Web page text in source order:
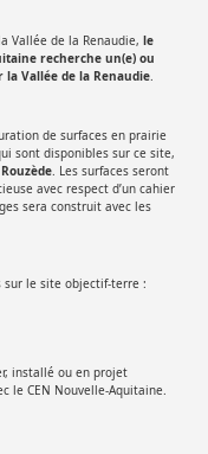
Vallée de la Renaudie,le
recherche un(e) ou
Vallée de la Renaudie.
de surfaces en prairie
sont disponibles sur ce site,
. Les surfaces seront
avec respect d’un cahier
sera construit avec les
sur le site objectif-terre :
installé ou en projet
le CEN Nouvelle-Aquitaine.